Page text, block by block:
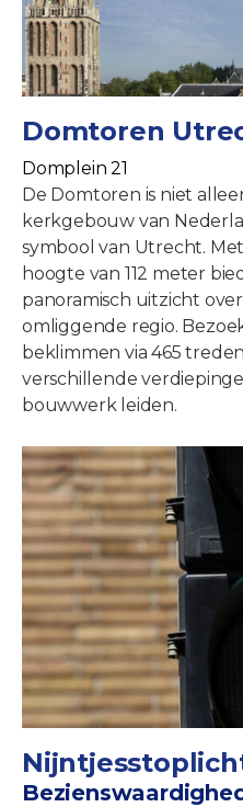
Domtoren
Domplein 21
De Domtoren is niet
kerkgebouw van
symbool van Utrecht.
hoogte van 112 meter
panoramisch uitzicht
omliggende regio.
beklimmen via 465
verschillende
bouwwerk leiden.